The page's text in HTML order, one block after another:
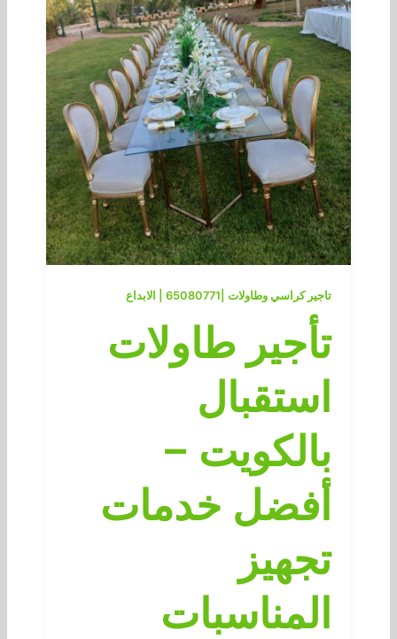
تاجير كراسي وطاولات |65080771 | الابداع
تأجير طاولات
استقبال
بالكويت –
أفضل خدمات
تجهيز
المناسبات